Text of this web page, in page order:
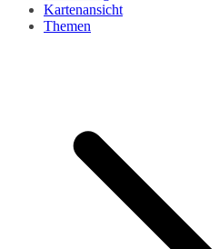
Kartenansicht
Themen